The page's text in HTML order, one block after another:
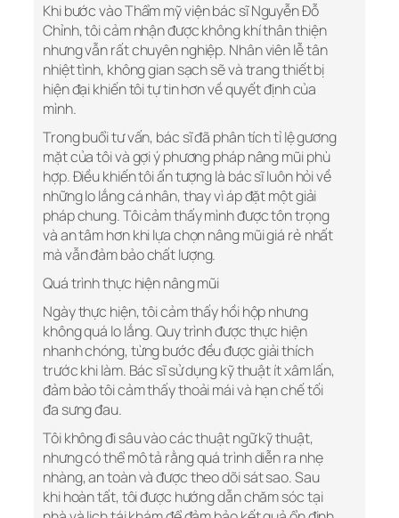
Khi bước vào Thẩm mỹ viện bác sĩ Nguyễn Đỗ
Chỉnh, tôi cảm nhận được không khí thân thiện
nhưng vẫn rất chuyên nghiệp. Nhân viên lễ tân
nhiệt tình, không gian sạch sẽ và trang thiết bị
hiện đại khiến tôi tự tin hơn về quyết định của
mình.
Trong buổi tư vấn, bác sĩ đã phân tích tỉ lệ gương
mặt của tôi và gợi ý phương pháp nâng mũi phù
hợp. Điều khiến tôi ấn tượng là bác sĩ luôn hỏi về
những lo lắng cá nhân, thay vì áp đặt một giải
pháp chung. Tôi cảm thấy mình được tôn trọng
và an tâm hơn khi lựa chọn nâng mũi giá rẻ nhất
mà vẫn đảm bảo chất lượng.
Quá trình thực hiện nâng mũi
Ngày thực hiện, tôi cảm thấy hồi hộp nhưng
không quá lo lắng. Quy trình được thực hiện
nhanh chóng, từng bước đều được giải thích
trước khi làm. Bác sĩ sử dụng kỹ thuật ít xâm lấn,
đảm bảo tôi cảm thấy thoải mái và hạn chế tối
đa sưng đau.
Tôi không đi sâu vào các thuật ngữ kỹ thuật,
nhưng có thể mô tả rằng quá trình diễn ra nhẹ
nhàng, an toàn và được theo dõi sát sao. Sau
khi hoàn tất, tôi được hướng dẫn chăm sóc tại